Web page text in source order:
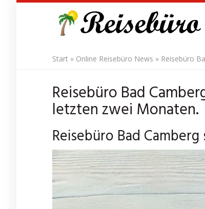
Start » Online Reisebüro News » Reisebüro
Reisebüro Bad
letzten zwei Monaten.
Reisebüro Bad